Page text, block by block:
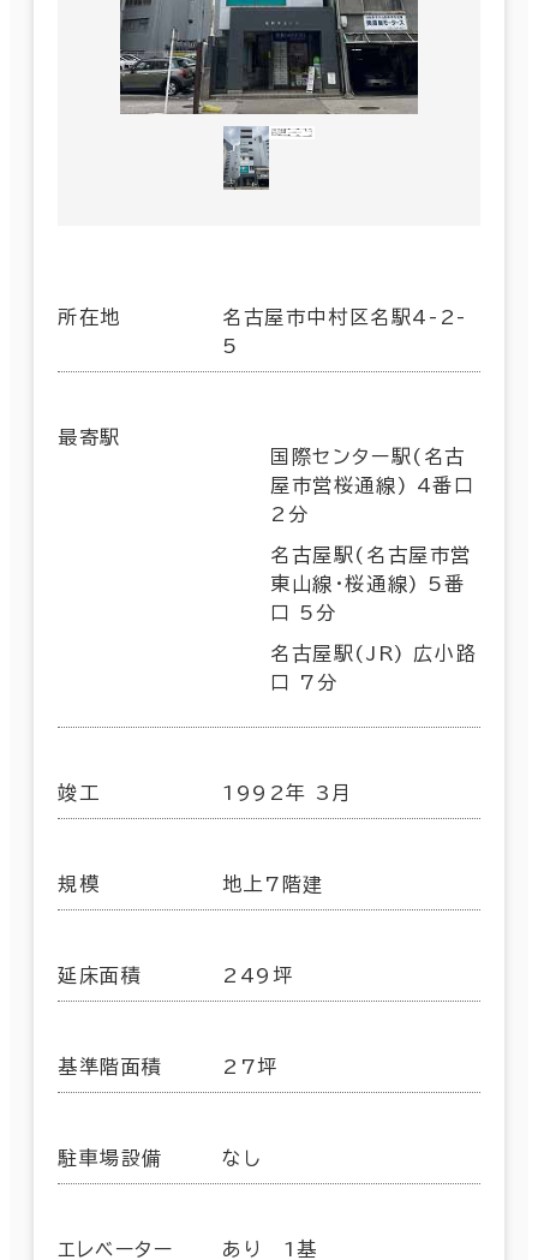
所在地
名古屋市中村区名駅4-2-
5
最寄駅
国際センター駅(名古
屋市営桜通線) 4番口
2分
名古屋駅(名古屋市営
東山線･桜通線) 5番
口 5分
名古屋駅(JR) 広小路
口 7分
竣工 1992年 3月
規模 地上7階建
延床面積 249坪
基準階面積 27坪
駐車場設備 なし
エレベーター あり 1基